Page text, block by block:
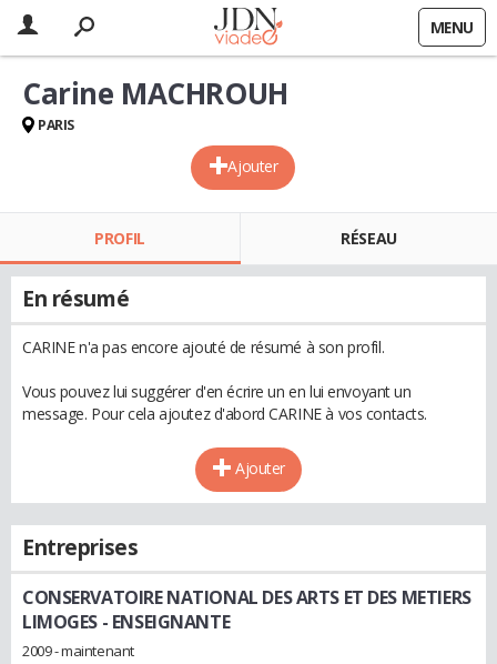
MENU
Ajouter
Carine MACHROUH
PARIS
PROFIL RÉSEAU
En résumé
CARINE n'a pas encore ajouté de résumé à son profil.
Vous pouvez lui suggérer d'en écrire un en lui envoyant un
message. Pour cela ajoutez d'abord CARINE à vos contacts.
Ajouter
Entreprises
CONSERVATOIRE NATIONAL DES ARTS ET DES METIERS
LIMOGES - ENSEIGNANTE
2009 - maintenant